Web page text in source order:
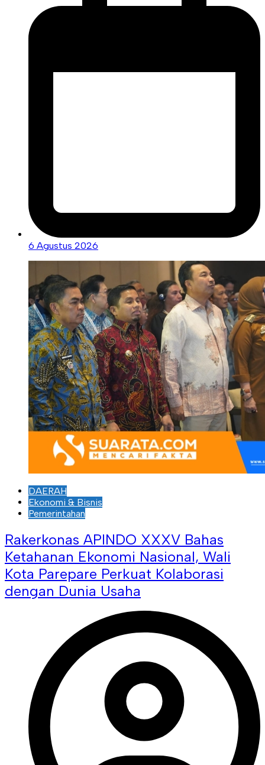
6 Agustus 2026
DAERAH
Ekonomi & Bisnis
Pemerintahan
Rakerkonas APINDO XXXV Bahas
Ketahanan Ekonomi Nasional, Wali
Kota Parepare Perkuat Kolaborasi
dengan Dunia Usaha